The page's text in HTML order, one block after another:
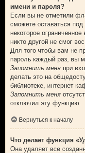
имени и пароля?
Если вы не отметили
сможете оставаться
некоторое
никто другой не смог
Для того чтобы вам не
пароль каждый раз, вы
Запомнить меня при
делать это на
библиотеке, интернет-
Запомнить меня
отключил эту функцию.
Вернуться к началу
Что делает функция
Она удаляет все